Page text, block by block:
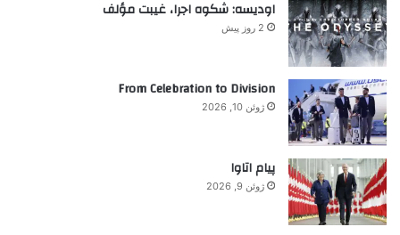
اودیسه: شکوه اجرا، غیبت مؤلف
2 روز پیش
From Celebration to Division
ژوئن 10, 2026
پیام اتاوا
ژوئن 9, 2026